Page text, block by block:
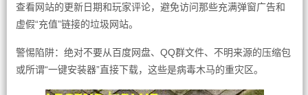
查看网站的更新日期和玩家评论，避免访问那些充满弹窗广告和
虚假“充值”链接的垃圾网站。
警惕陷阱：绝对不要从百度网盘、QQ群文件、不明来源的压缩包
或所谓“一键安装器”直接下载，这些是病毒木马的重灾区。